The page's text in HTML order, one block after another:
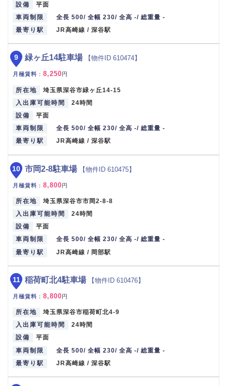
設備
平面
車両制限
全長 500/ 全幅 230/ 全高 -/ 総重量 -
最寄り駅
JR高崎線 / 深谷駅
緑ヶ丘14駐車場 【物件ID 610474】
月極賃料 ： 8,250 円
所在地
埼玉県深谷市緑ヶ丘14-15
入出庫可能時間
24時間
設備
平面
車両制限
全長 500/ 全幅 230/ 全高 -/ 総重量 -
最寄り駅
JR高崎線 / 深谷駅
9
市岡2-8駐車場 【物件ID 610475】
月極賃料 ： 8,800円
所在地
埼玉県深谷市市岡2-8-8
入出庫可能時間
24時間
設備
平面
車両制限
全長 500/ 全幅 230/ 全高 -/ 総重量 -
最寄り駅
JR高崎線 / 岡部駅
10
稲荷町北4駐車場 【物件ID 610476】
月極賃料 ： 8,800円
所在地
埼玉県深谷市稲荷町北4-9
入出庫可能時間
24時間
設備
平面
車両制限
全長 500/ 全幅 230/ 全高 -/ 総重量 -
最寄り駅
JR高崎線 / 深谷駅
11